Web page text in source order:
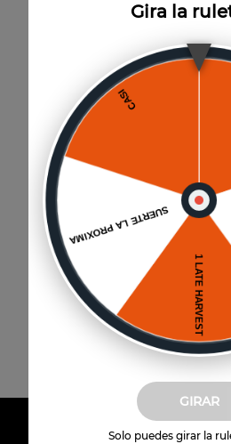
Paga hasta 6
Sin interés por
Envío a
Disponible para
Gira la
GIRAR
Solo puedes girar la